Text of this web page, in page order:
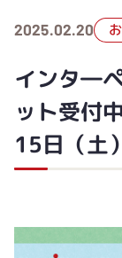
2025.02.20
インタ―
ット受付
15日（土